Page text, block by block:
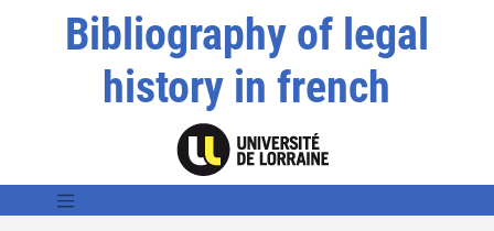
Bibliography of legal
history in french